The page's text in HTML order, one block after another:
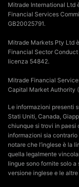
Mitrade International Ltd
Financial Services
GB20025791.
Mitrade Markets Pty Ltd
Financial Sector
licenza 54842.
Mitrade Financial
Capital Market Authority
Le informazioni presenti
Stati Uniti, Canada,
chiunque si trovi in paesi
informazioni sia
notare che l’inglese è la
quella legalmente
lingue sono fornite solo
versione inglese e le